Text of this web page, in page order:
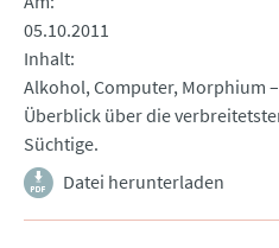
05.10.2011
Inhalt
Alkohol, Computer, Morphium
Überblick über die
Süchtige.
Datei herunterladen